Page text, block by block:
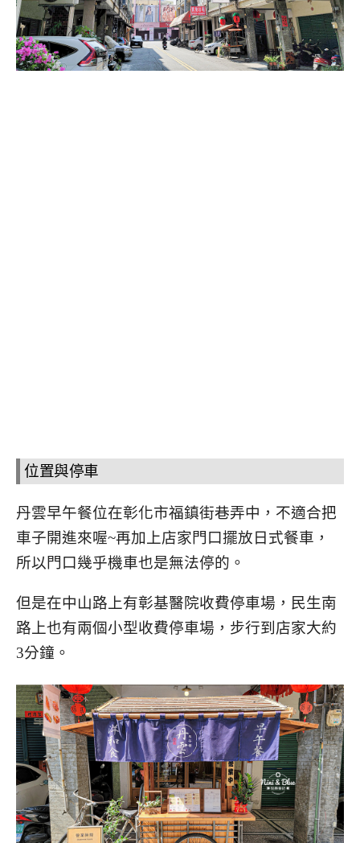
位置與停車
丹雲早午餐位在彰化市福鎮街巷弄中，不適合把
車子開進來喔~再加上店家門口擺放日式餐車，
所以門口幾乎機車也是無法停的。
但是在中山路上有彰基醫院收費停車場，民生南
路上也有兩個小型收費停車場，步行到店家大約
3分鐘。